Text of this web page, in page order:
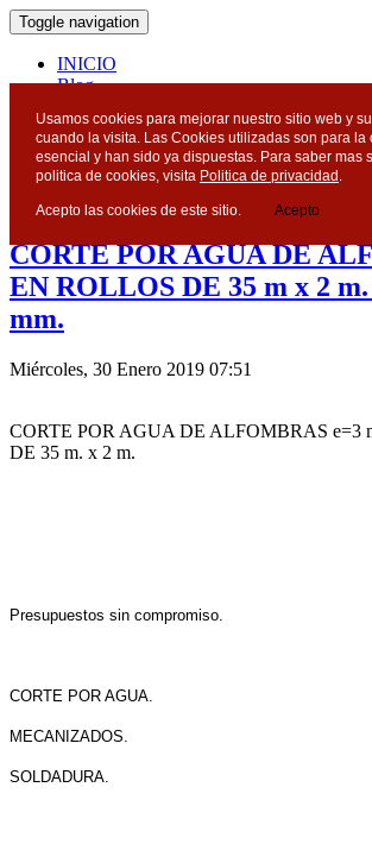
Toggle navigation
INICIO
Blog
Blog
CORTE POR AGUA DE
EN ROLLOS DE 35 m x 2 m.
mm.
Miércoles, 30 Enero 2019 07:51
CORTE POR AGUA DE ALFOMBRAS e=3
DE 35 m. x 2 m.
Presupuestos sin compromiso.
CORTE POR AGUA.
MECANIZADOS.
SOLDADURA.
Usamos cookies para mejorar nuestro sitio web y
cuando la visita. Las Cookies utilizadas son para la
esencial y han sido ya dispuestas. Para saber mas
politica de cookies, visita Politica de privacidad .
Acepto las cookies de este sitio. Acepto